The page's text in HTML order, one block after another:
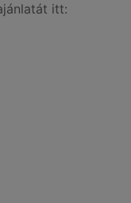
itt: